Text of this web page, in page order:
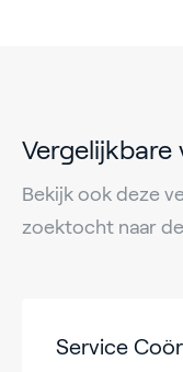
Vergelijkbare
Bekijk ook deze
zoektocht naar
Service